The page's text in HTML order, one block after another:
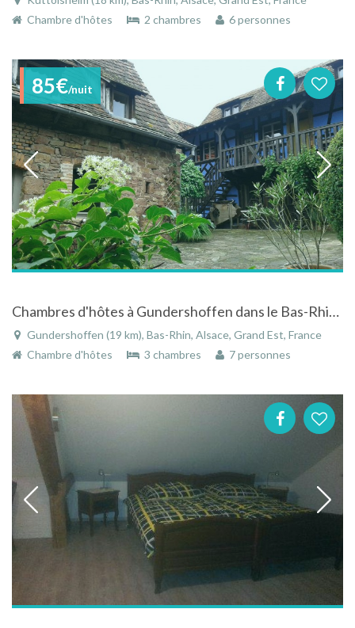
Chambre d'hôtes
2 chambres 6 personnes
85€/nuit
Chambres d'hôtes à Gundershoffen dans le Bas-Rhin en Alsace dans un corps de ferme du 18ème siècle
Gundershoffen (19 km), Bas-Rhin, Alsace, Grand Est, France
Chambre d'hôtes
3 chambres 7 personnes